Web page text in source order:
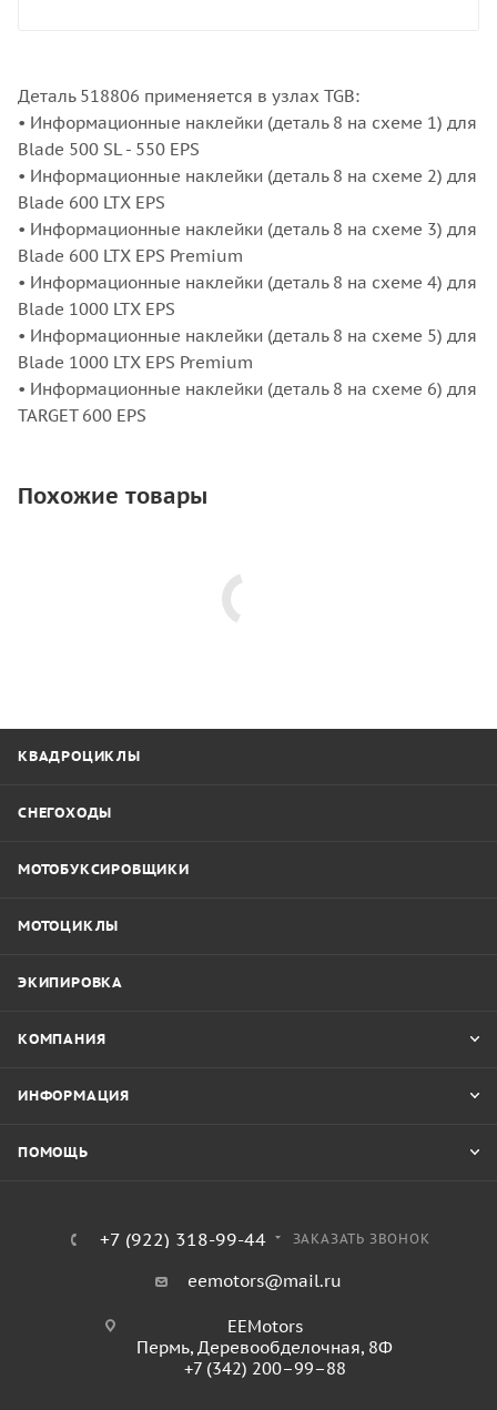
Деталь 518806 применяется в узлах TGB:
• Информационные наклейки (деталь 8 на схеме 1) для
Blade 500 SL - 550 EPS
• Информационные наклейки (деталь 8 на схеме 2) для
Blade 600 LTX EPS
• Информационные наклейки (деталь 8 на схеме 3) для
Blade 600 LTX EPS Premium
• Информационные наклейки (деталь 8 на схеме 4) для
Blade 1000 LTX EPS
• Информационные наклейки (деталь 8 на схеме 5) для
Blade 1000 LTX EPS Premium
• Информационные наклейки (деталь 8 на схеме 6) для
TARGET 600 EPS
Похожие товары
КВАДРОЦИКЛЫ
СНЕГОХОДЫ
МОТОБУКСИРОВЩИКИ
МОТОЦИКЛЫ
ЭКИПИРОВКА
КОМПАНИЯ
ИНФОРМАЦИЯ
ПОМОЩЬ
+7 (922) 318-99-44 ЗАКАЗАТЬ ЗВОНОК
eemotors@mail.ru
EEMotors
Пермь, Деревообделочная, 8Ф
+7 (342) 200–99–88